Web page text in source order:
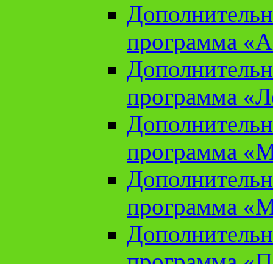
программа
программа
программа
программа